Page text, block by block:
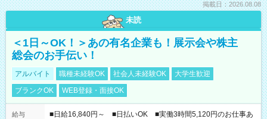
掲載日：2026.08.08
未読
＜1日～OK！＞あの有名企業も！展示会や株主
総会のお手伝い！
アルバイト 職種未経験OK 社会人未経験OK
大学生歓迎
ブランクOK
WEB登録・面接OK
給与
■日給16,840円～ ■日払いOK ■実働3時間5,120円のお仕事あ